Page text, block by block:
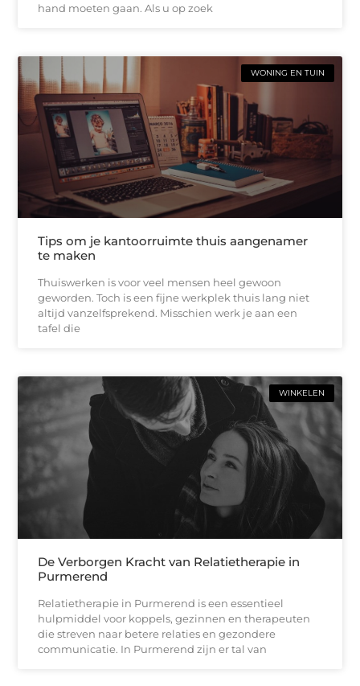
hand moeten gaan. Als u op zoek
WONING EN TUIN
Tips om je kantoorruimte thuis aangenamer
te maken
Thuiswerken is voor veel mensen heel gewoon
geworden. Toch is een fijne werkplek thuis lang niet
altijd vanzelfsprekend. Misschien werk je aan een
tafel die
WINKELEN
De Verborgen Kracht van Relatietherapie in
Purmerend
Relatietherapie in Purmerend is een essentieel
hulpmiddel voor koppels, gezinnen en therapeuten
die streven naar betere relaties en gezondere
communicatie. In Purmerend zijn er tal van